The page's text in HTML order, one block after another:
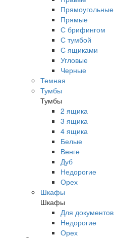
Прямоугольные
Прямые
С брифингом
С тумбой
С ящиками
Угловые
Черные
Темная
Тумбы
Тумбы
2 ящика
3 ящика
4 ящика
Белые
Венге
Дуб
Недорогие
Орех
Шкафы
Шкафы
Для документов
Недорогие
Орех